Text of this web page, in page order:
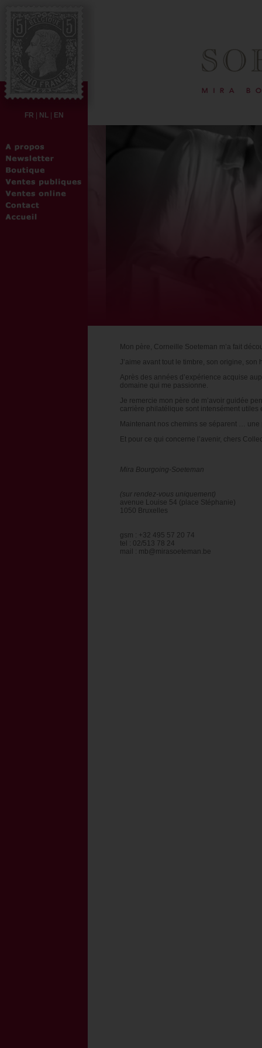
FR NL| EN
Mon père, Corneille Soeteman m’a fait
J’aime avant tout le timbre, son origine,
Après des années d’expérience acquise
domaine qui me passionne.
Je remercie mon père de m’avoir guidée
carrière philatélique sont intensément
Maintenant nos chemins se séparent …
Et pour ce qui concerne l’avenir, chers
Mira Bourgoing-Soeteman
(sur rendez-vous uniquement)
avenue Louise 54 (place Stéphanie)
1050 Bruxelles
gsm : +32 495 57 20 74
tel : 02/513 78 24
mail : mb@mirasoeteman.be